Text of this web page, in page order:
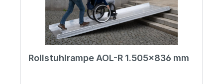
Rollstuhlrampe AOL-R 1.505x836 mm